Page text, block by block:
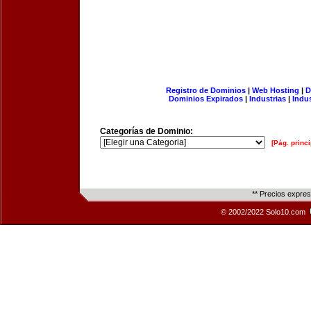
Registro de Dominios| Web Hosting |
Dominios Expirados | Industrias |
Categorías de Dominio:
[Pág.
** Precios
© 2002/2022 Solo10.com